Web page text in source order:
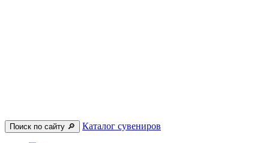
Поиск по сайту 🔎︎ Каталог сувениров